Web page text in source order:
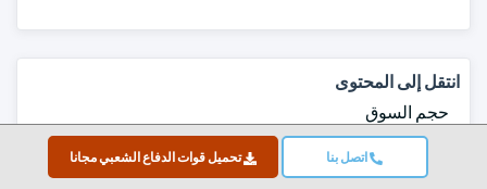
اتصل بنا تحميل قوات الدفاع الشعبي مجانا
انتقل إلى المحتوى
حجم السوق
اتجاهات السوق
تحليل السوق